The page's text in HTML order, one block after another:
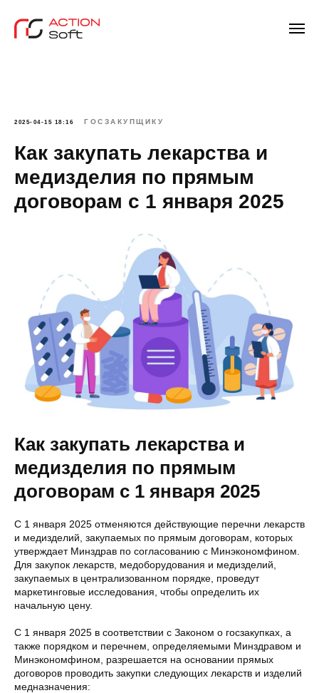
2025-04-15 18:16 ГОСЗАКУПЩИКУ
Как закупать лекарства и
медизделия по прямым
договорам с 1 января 2025
Как закупать лекарства и
медизделия по прямым
договорам с 1 января 2025
С 1 января 2025 отменяются действующие перечни лекарств
и медизделий, закупаемых по прямым договорам, которых
утверждает Минздрав по согласованию с Минэкономфином.
Для закупок лекарств, медоборудования и медизделий,
закупаемых в централизованном порядке, проведут
маркетинговые исследования, чтобы определить их
начальную цену.
С 1 января 2025 в соответствии с Законом о госзакупках, а
также порядком и перечнем, определяемыми Минздравом и
Минэкономфином, разрешается на основании прямых
договоров проводить закупки следующих лекарств и изделий
медназначения: